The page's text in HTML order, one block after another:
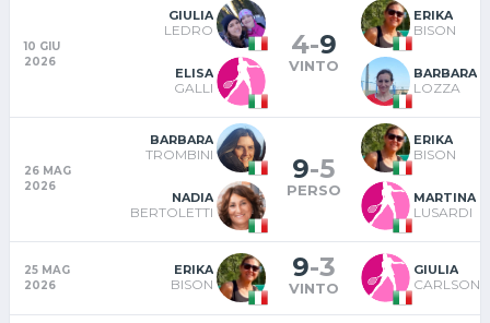
10 GIU
2026
GIULIA
LEDRO
ELISA
GALLI
4-9
VINTO
ERIKA
BISON
BARBARA
LOZZA
26 MAG
2026
BARBARA
TROMBINI
NADIA
BERTOLETTI
9-5
PERSO
ERIKA
BISON
MARTINA
LUSARDI
25 MAG
2026
ERIKA
BISON
9-3
VINTO
GIULIA
CARLSON